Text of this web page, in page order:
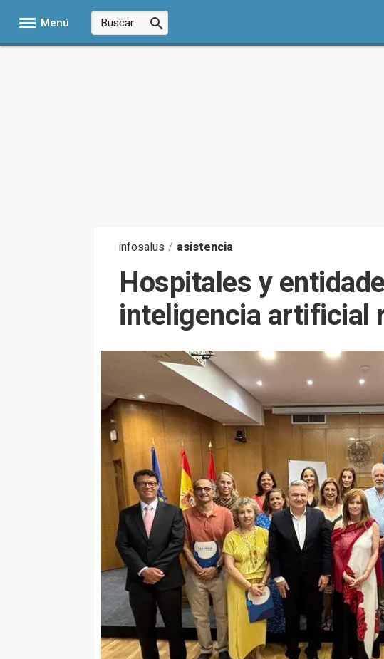
Menú
infosalus / asistencia
Hospitales y
inteligencia artificial